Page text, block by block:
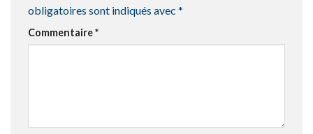
obligatoires sont indiqués avec *
Commentaire*